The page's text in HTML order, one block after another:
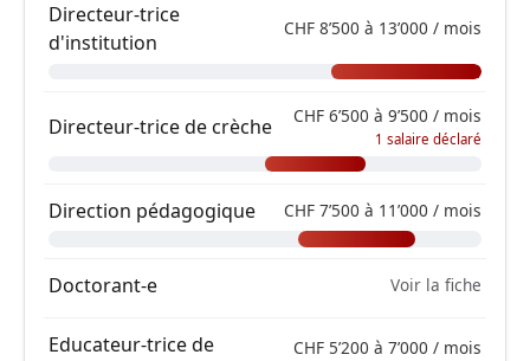
Directeur-trice
d'institution
CHF 8’500 à 13’000 / mois
Directeur-trice de crèche CHF 6’500 à 9’500 / mois
1 salaire déclaré
Direction pédagogique CHF 7’500 à 11’000 / mois
Doctorant-e Voir la fiche
Educateur-trice de
CHF 5’200 à 7’000 / mois